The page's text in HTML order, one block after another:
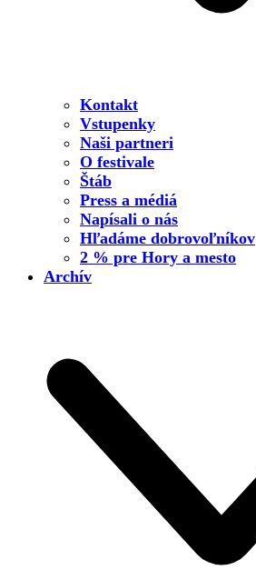
Kontakt
Vstupenky
Naši partneri
O festivale
Štáb
Press a médiá
Napísali o nás
Hľadáme dobrovoľníkov
2 % pre Hory a mesto
Archív